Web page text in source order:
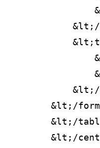
&lt;/
&lt;/
&lt;/